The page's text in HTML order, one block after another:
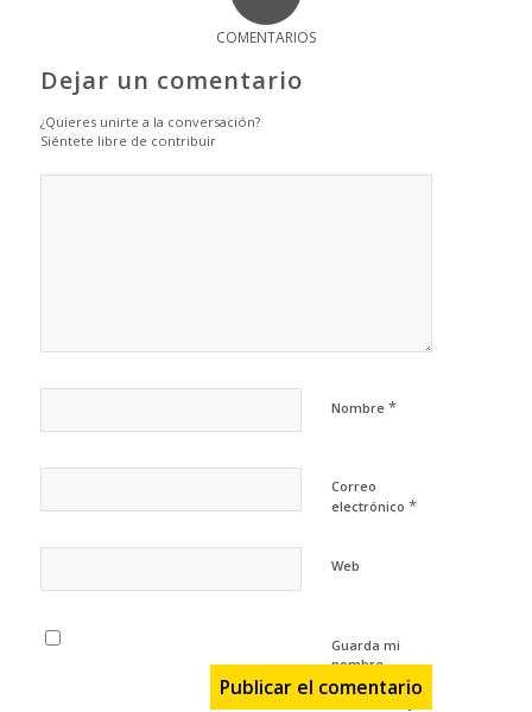
COMENTARIOS
Dejar un comentario
¿Quieres unirte a la conversación?
Siéntete libre de contribuir
Nombre *
Correo
electrónico *
Web
Guarda mi
nombre,
correo